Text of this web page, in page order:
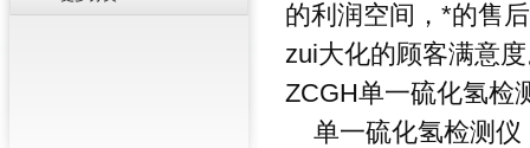
的利润空间，*的售
zui大化的顾客满意
ZCGH单一硫化氢检
单一硫化氢检测仪